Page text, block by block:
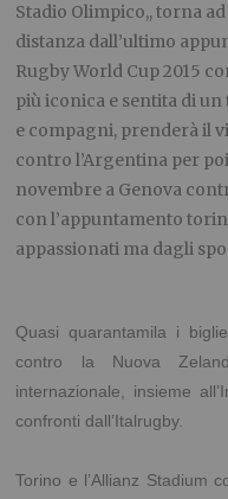
Stadio Olimpico,, torna
distanza dall’ultimo
Rugby World Cup 2015
più iconica e sentita di
e compagni, prenderà il
contro l’Argentina per
novembre a Genova
con l’appuntamento
appassionati ma dagli
Quasi quarantamila i
contro la Nuova
internazionale, insieme
confronti dall’Italrugby.
Torino e l’Allianz Stadium